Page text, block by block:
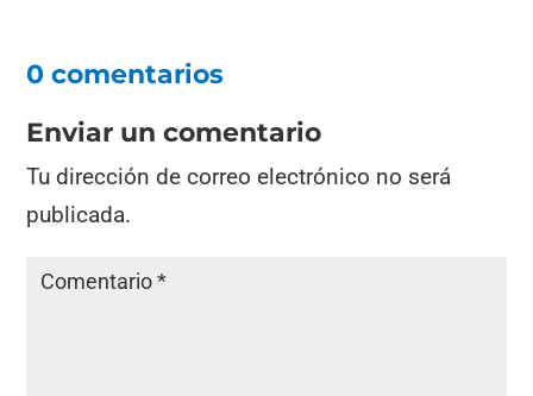
0 comentarios
Enviar un comentario
Tu dirección de correo electrónico no será
publicada.